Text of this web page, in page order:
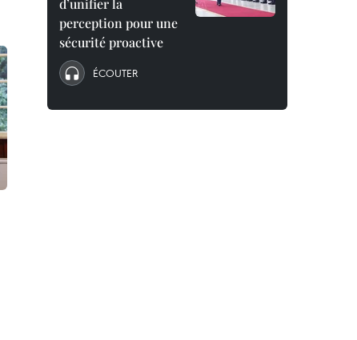
d’unifier la
perception pour une
sécurité proactive
ÉCOUTER